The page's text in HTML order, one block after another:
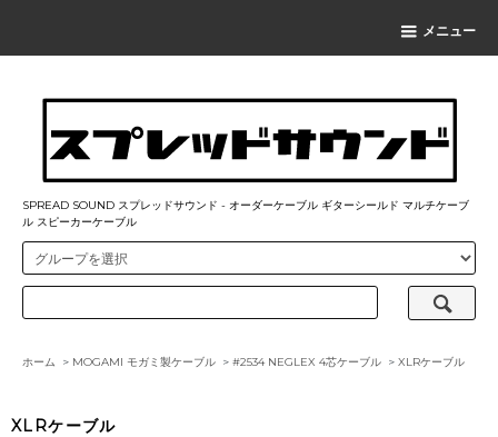
メニュー
SPREAD SOUND スプレッドサウンド - オーダーケーブル ギターシールド マルチケーブ
ル スピーカーケーブル
ホーム > MOGAMI モガミ製ケーブル > #2534 NEGLEX 4芯ケーブル > XLRケーブル
XLRケーブル